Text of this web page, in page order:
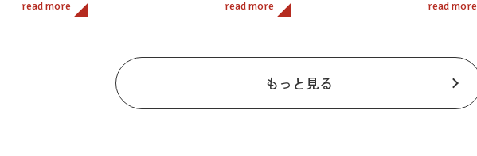
read more read more read more
もっと見る